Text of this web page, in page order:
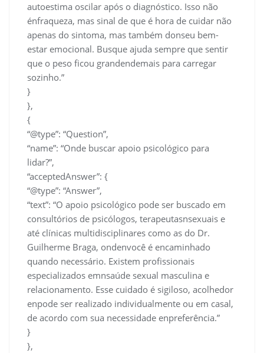
autoestima oscilar após o diagnóstico. Isso não
énfraqueza, mas sinal de que é hora de cuidar não
apenas do sintoma, mas também donseu bem-
estar emocional. Busque ajuda sempre que sentir
que o peso ficou grandendemais para carregar
sozinho.”
}
},
{
“@type”: “Question”,
“name”: “Onde buscar apoio psicológico para
lidar?”,
“acceptedAnswer”: {
“@type”: “Answer”,
“text”: “O apoio psicológico pode ser buscado em
consultórios de psicólogos, terapeutasnsexuais e
até clínicas multidisciplinares como as do Dr.
Guilherme Braga, ondenvocê é encaminhado
quando necessário. Existem profissionais
especializados emnsaúde sexual masculina e
relacionamento. Esse cuidado é sigiloso, acolhedor
enpode ser realizado individualmente ou em casal,
de acordo com sua necessidade enpreferência.”
}
},